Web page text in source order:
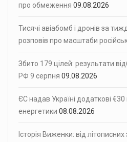
про обмеження 09.08.2026
Тисячі авіабомб і дронів за
розповів про масштаби
Збито 179 цілей: результати
РФ 9 серпня 09.08.2026
ЄС надав Україні додаткові
енергетики 08.08.2026
Історія Виженки: від